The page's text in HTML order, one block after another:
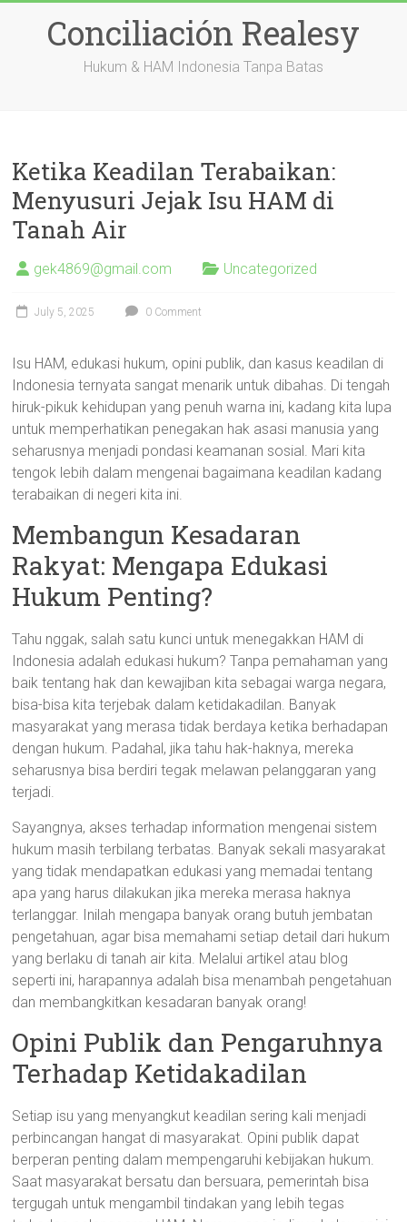
Conciliación Realesy
Hukum & HAM Indonesia Tanpa Batas
Ketika Keadilan Terabaikan:
Menyusuri Jejak Isu HAM di
Tanah Air
gek4869@gmail.com Uncategorized
July 5, 2025 0 Comment
Isu HAM, edukasi hukum, opini publik, dan kasus keadilan di
Indonesia ternyata sangat menarik untuk dibahas. Di tengah
hiruk-pikuk kehidupan yang penuh warna ini, kadang kita lupa
untuk memperhatikan penegakan hak asasi manusia yang
seharusnya menjadi pondasi keamanan sosial. Mari kita
tengok lebih dalam mengenai bagaimana keadilan kadang
terabaikan di negeri kita ini.
Membangun Kesadaran
Rakyat: Mengapa Edukasi
Hukum Penting?
Tahu nggak, salah satu kunci untuk menegakkan HAM di
Indonesia adalah edukasi hukum? Tanpa pemahaman yang
baik tentang hak dan kewajiban kita sebagai warga negara,
bisa-bisa kita terjebak dalam ketidakadilan. Banyak
masyarakat yang merasa tidak berdaya ketika berhadapan
dengan hukum. Padahal, jika tahu hak-haknya, mereka
seharusnya bisa berdiri tegak melawan pelanggaran yang
terjadi.
Sayangnya, akses terhadap information mengenai sistem
hukum masih terbilang terbatas. Banyak sekali masyarakat
yang tidak mendapatkan edukasi yang memadai tentang
apa yang harus dilakukan jika mereka merasa haknya
terlanggar. Inilah mengapa banyak orang butuh jembatan
pengetahuan, agar bisa memahami setiap detail dari hukum
yang berlaku di tanah air kita. Melalui artikel atau blog
seperti ini, harapannya adalah bisa menambah pengetahuan
dan membangkitkan kesadaran banyak orang!
Opini Publik dan Pengaruhnya
Terhadap Ketidakadilan
Setiap isu yang menyangkut keadilan sering kali menjadi
perbincangan hangat di masyarakat. Opini publik dapat
berperan penting dalam mempengaruhi kebijakan hukum.
Saat masyarakat bersatu dan bersuara, pemerintah bisa
tergugah untuk mengambil tindakan yang lebih tegas